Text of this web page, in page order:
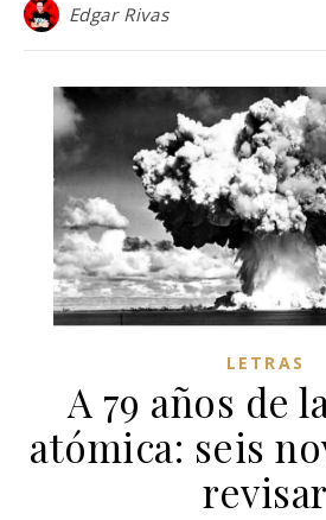
Edgar Rivas
LETRAS
A 79 años de
atómica: seis
revisar